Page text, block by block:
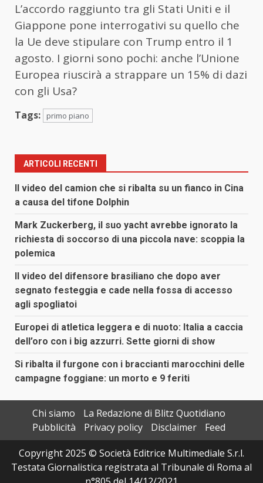
L’accordo raggiunto tra gli Stati Uniti e il
Giappone pone interrogativi su quello che
la Ue deve stipulare con Trump entro il 1
agosto. I giorni sono pochi: anche l’Unione
Europea riuscirà a strappare un 15% di dazi
con gli Usa?
Tags: primo piano
ARTICOLI RECENTI
Il video del camion che si ribalta su un fianco in Cina
a causa del tifone Dolphin
Mark Zuckerberg, il suo yacht avrebbe ignorato la
richiesta di soccorso di una piccola nave: scoppia la
polemica
Il video del difensore brasiliano che dopo aver
segnato festeggia e cade nella fossa di accesso
agli spogliatoi
Europei di atletica leggera e di nuoto: Italia a caccia
dell’oro con i big azzurri. Sette giorni di show
Si ribalta il furgone con i braccianti marocchini delle
campagne foggiane: un morto e 9 feriti
Chi siamo
La Redazione di Blitz Quotidiano
Pubblicità
Privacy policy Disclaimer
Feed
Copyright 2025 © Società Editrice Multimediale S.r.l.
Testata Giornalistica registrata al Tribunale di Roma al